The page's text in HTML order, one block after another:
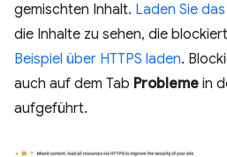
gemischten Inhalt. Laden Sie
die Inhalte zu sehen, die
Beispiel über HTTPS laden.
auch auf dem Tab Probleme in
aufgeführt.